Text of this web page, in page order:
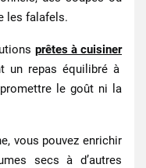
les falafels.
prêtes à cuisiner
un repas équilibré à
le goût ni la
vous pouvez enrichir
secs à d’autres